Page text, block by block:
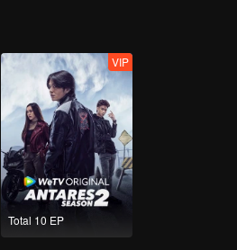
Total 10 EP
VIP